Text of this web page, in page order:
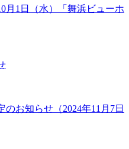
1日（水）「舞浜ビューホ
お知らせ（2024年11月7日